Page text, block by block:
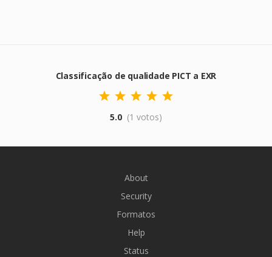
Classificação de qualidade PICT a EXR
5.0 (1 votos)
About
Security
Formatos
Help
Status